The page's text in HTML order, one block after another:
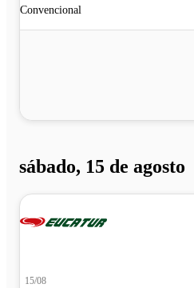
Convencional
sábado, 15 de agosto
15/08